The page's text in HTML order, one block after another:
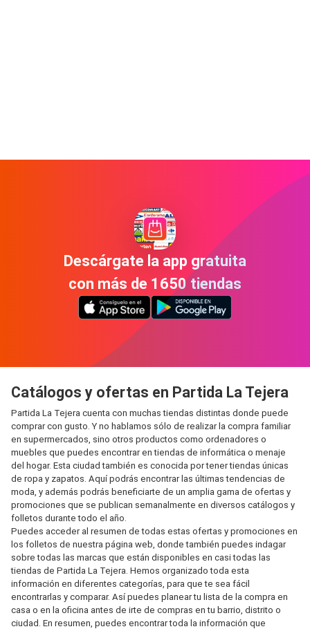
Descárgate la app gratuita
con más de 1650 tiendas
Catálogos y ofertas en Partida La Tejera
Partida La Tejera cuenta con muchas tiendas distintas donde puede
comprar con gusto. Y no hablamos sólo de realizar la compra familiar
en supermercados, sino otros productos como ordenadores o
muebles que puedes encontrar en tiendas de informática o menaje
del hogar. Esta ciudad también es conocida por tener tiendas únicas
de ropa y zapatos. Aquí podrás encontrar las últimas tendencias de
moda, y además podrás beneficiarte de un amplia gama de ofertas y
promociones que se publican semanalmente en diversos catálogos y
folletos durante todo el año.
Puedes acceder al resumen de todas estas ofertas y promociones en
los folletos de nuestra página web, donde también puedes indagar
sobre todas las marcas que están disponibles en casi todas las
tiendas de Partida La Tejera. Hemos organizado toda esta
información en diferentes categorías, para que te sea fácil
encontrarlas y comparar. Así puedes planear tu lista de la compra en
casa o en la oficina antes de irte de compras en tu barrio, distrito o
ciudad. En resumen, puedes encontrar toda la información que